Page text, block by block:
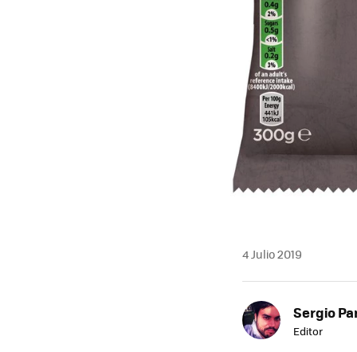
4 Julio 2019
Sergio
Editor